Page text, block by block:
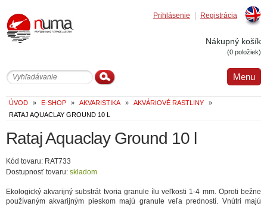
Registrácia
Prihlásenie
Nákupný košík
(0 položiek)
Menu
ÚVOD » E-SHOP » AKVARISTIKA » AKVÁRIOVÉ RASTLINY
»
RATAJ AQUACLAY GROUND 10 L
Rataj Aquaclay Ground 10 l
Kód tovaru: RAT733
Dostupnosť tovaru: skladom
Ekologický akvarijný substrát tvoria granule ílu veľkosti 1-4 mm. Oproti bežne
používaným akvarijným pieskom majú granule veľa predností. Vnútri majú